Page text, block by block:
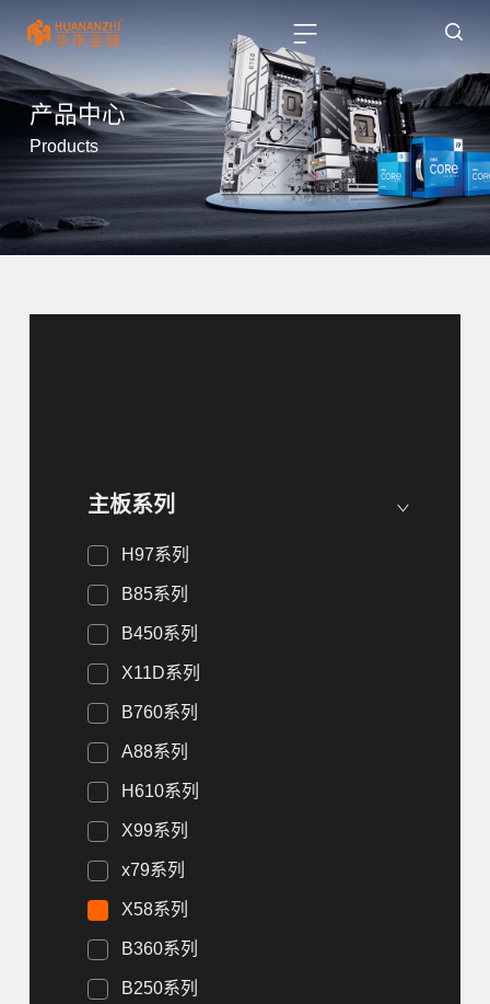
产品中心
Products
主板系列
H97系列
B85系列
B450系列
X11D系列
B760系列
A88系列
H610系列
X99系列
x79系列
X58系列
B360系列
B250系列